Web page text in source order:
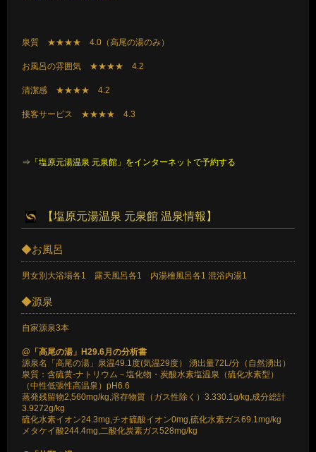
泉質 ★★★★ 4.0（高尾の湯のみ）
お風呂の雰囲気 ★★★★ 4.2
清潔感 ★★★★ 4.2
接客サービス ★★★★ 4.3
⇒「塩原元湯温泉 元泉館」をインターネットで予約する
【塩原元湯温泉 元泉館 温泉情報】
◆お風呂
男女別大浴場各1 露天風呂各1 内湯檜風呂各1 混浴内湯1
◆源泉
自家源泉3本
@「高尾の湯」H29.6月の分析書
源泉名「高尾の湯」泉温49.1度(気温29度） 湧出量72L/分（自然湧出）
泉質：含硫黄-ナトリウム－塩化物・炭酸水素塩温泉（硫化水素型）
（中性低張性高温泉）pH6.6
蒸発残留物2,560mg/kg,溶存物質（ガス性除く）3.330.1g/kg,成分総計
3.9272g/kg
硫化水素イオン24.3mg,チオ硫酸イオン0mg,硫化水素ガス69.1mg/kg
メタケイ酸244.4mg,二酸化炭素ガス528mg/kg